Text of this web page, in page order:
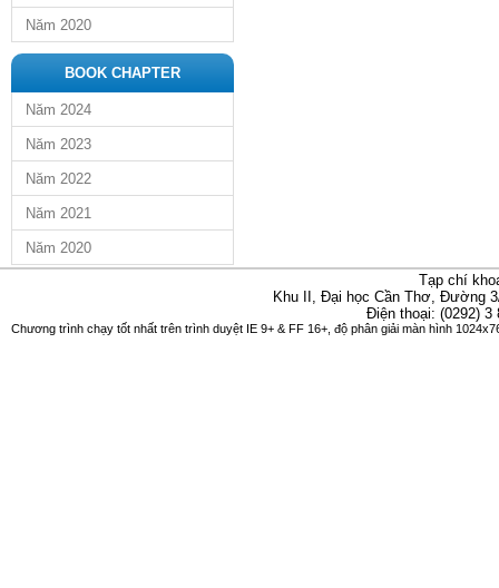
Năm 2020
BOOK CHAPTER
Năm 2024
Năm 2023
Năm 2022
Năm 2021
Năm 2020
Tạp chí
Khu II, Đại học Cần Thơ, Đường
Điện thoại: (0292)
Chương trình chạy tốt nhất trên trình duyệt IE 9+ & FF 16+, độ phân giải màn hình